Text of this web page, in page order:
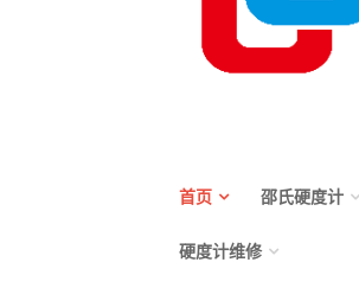
首页 邵氏硬度计
硬度计维修